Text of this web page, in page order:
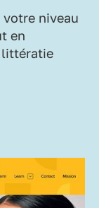
niveau
en
littératie